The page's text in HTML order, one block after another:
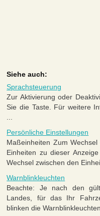
Siehe auch:
Sprachsteuerung
Zur Aktivierung oder
Sie die Taste. Für weitere
...
Persönliche Einstellungen
Maßeinheiten Zum
Einheiten zu dieser
Wechsel zwischen den
Warnblinkleuchten
Beachte: Je nach den
Landes, für das Ihr
blinken die